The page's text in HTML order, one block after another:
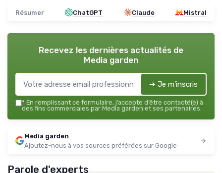
Résumer ChatGPT Claude Mistral
Recevez les dernières actualités de
Media garden
➔ Je m'inscris
* En remplissant ce formulaire, j’accepte d’être contacté(e) à
des fins commerciales par Media garden et ses partenaires.
Media garden
Ajoutez-nous à vos sources préférées sur Google
Parole d'experts